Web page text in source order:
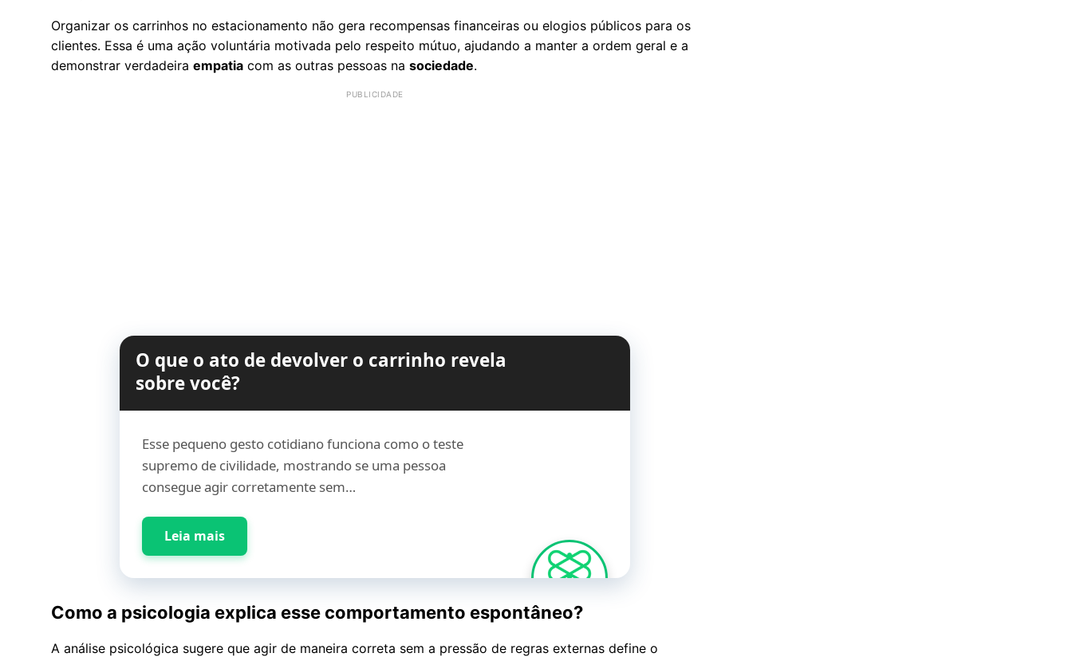
Organizar os carrinhos no estacionamento não gera recompensas financeiras ou elogios públicos para os
clientes. Essa é uma ação voluntária motivada pelo respeito mútuo, ajudando a manter a ordem geral e a
demonstrar verdadeira empatia com as outras pessoas na sociedade.
O que o ato de devolver o carrinho revela
sobre você?
Esse pequeno gesto cotidiano funciona como o teste
supremo de civilidade, mostrando se uma pessoa
consegue agir corretamente sem…
Leia mais
Como a psicologia explica esse comportamento espontâneo?
A análise psicológica sugere que agir de maneira correta sem a pressão de regras externas define o